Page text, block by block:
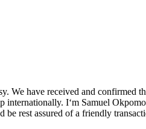
We have received and confirmed
I‘m Samuel
rest assured of a friendly